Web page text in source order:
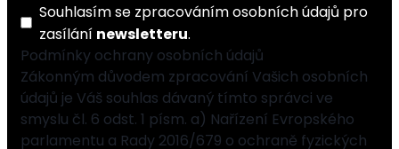
Souhlasím se zpracováním osobních údajů pro
zasílání newsletteru.
Podmínky ochrany osobních údajů
Zákonným důvodem zpracování Vašich osobních
údajů je Váš souhlas dávaný tímto správci ve
smyslu čl. 6 odst. 1 písm. a) Nařízení Evropského
parlamentu a Rady 2016/679 o ochraně fyzických